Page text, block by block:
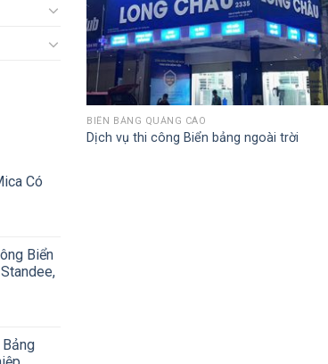
Có
Biển
BIỂN BẢNG QUẢNG CÁO
Dịch vụ thi công Biển bảng ngoài trời